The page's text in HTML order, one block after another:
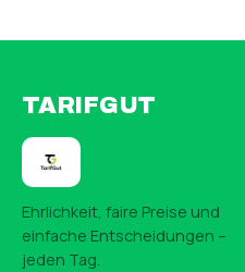
TARIFGUT
Ehrlichkeit, faire Preise und
einfache Entscheidungen –
jeden Tag.